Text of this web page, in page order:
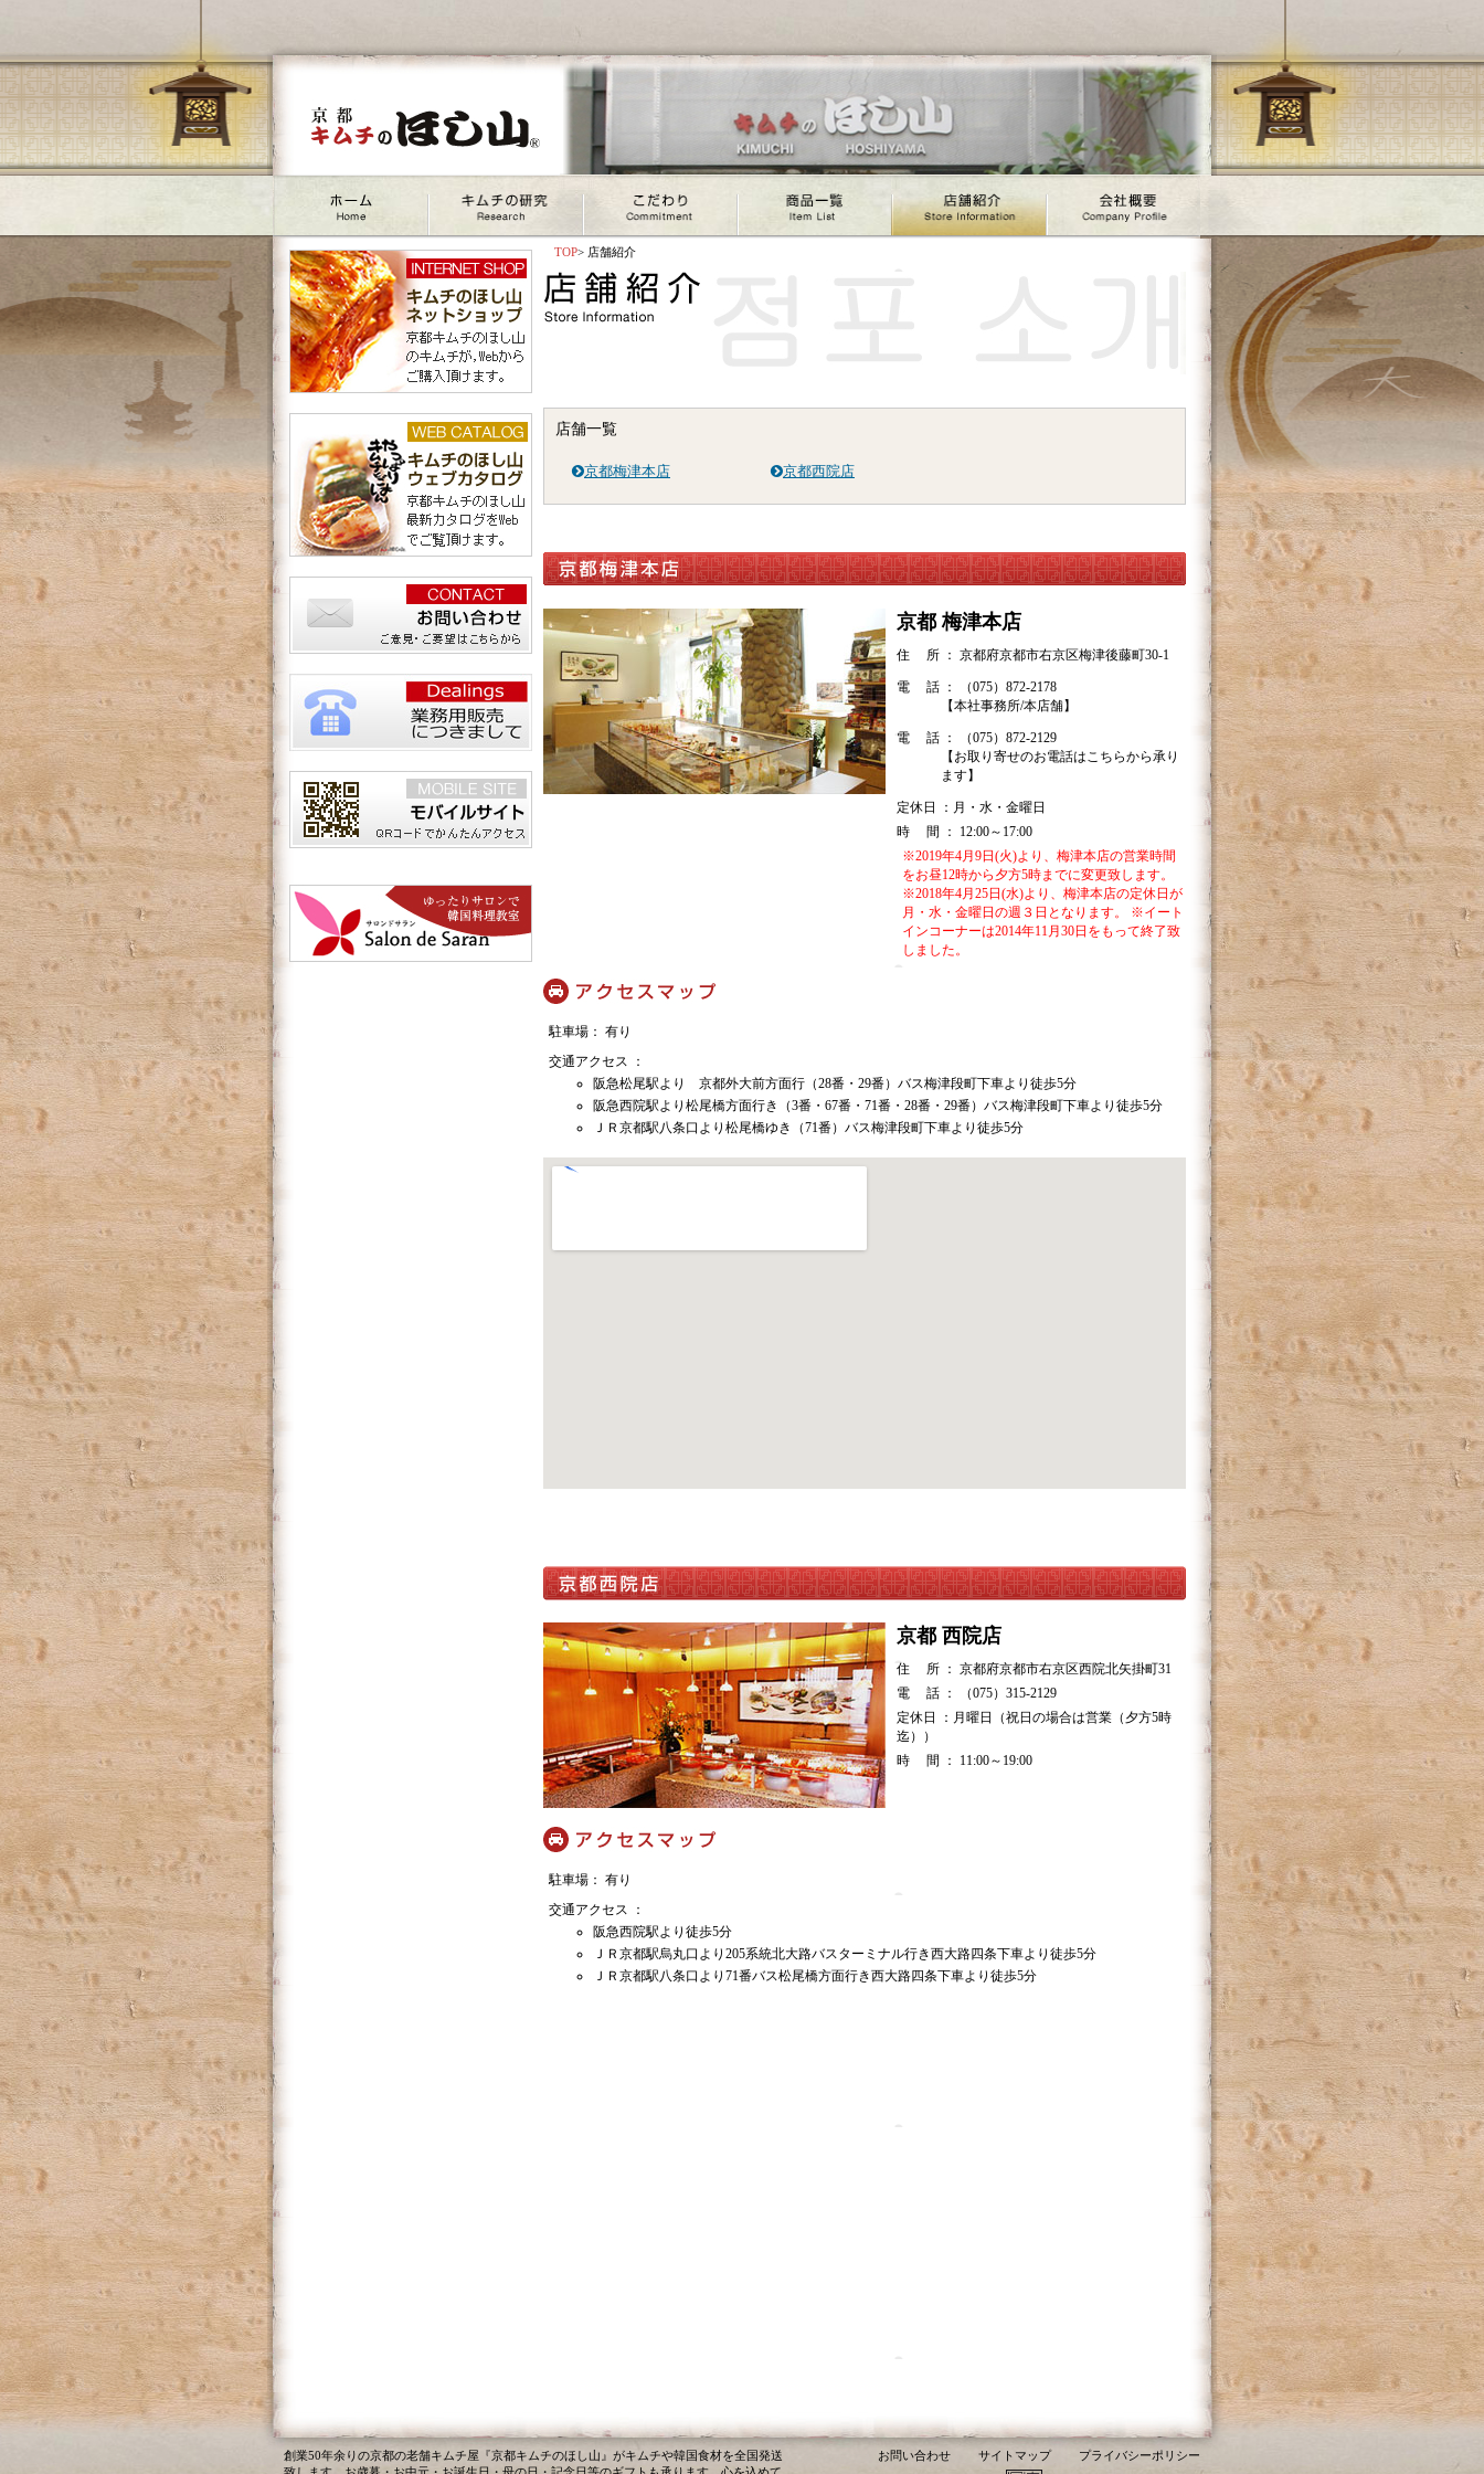
TOP> 店舗紹介
店舗一覧
京都梅津本店 京都西院店
京都 梅津本店
住 所 ： 京都府京都市右京区梅津後藤町30-1
電 話 ： （075）872-2178
【本社事務所/本店舗】
電 話 ： （075）872-2129
【お取り寄せのお電話はこちらから承り
ます】
定休日 ：月・水・金曜日
時 間 ： 12:00～17:00
※2019年4月9日(火)より、梅津本店の営業時間
をお昼12時から夕方5時までに変更致します。
※2018年4月25日(水)より、梅津本店の定休日が
月・水・金曜日の週３日となります。 ※イート
インコーナーは2014年11月30日をもって終了致
しました。
駐車場： 有り
交通アクセス ：
阪急松尾駅より 京都外大前方面行（28番・29番）バス梅津段町下車より徒歩5分
阪急西院駅より松尾橋方面行き（3番・67番・71番・28番・29番）バス梅津段町下車より徒歩5分
ＪＲ京都駅八条口より松尾橋ゆき（71番）バス梅津段町下車より徒歩5分
京都 西院店
住 所 ： 京都府京都市右京区西院北矢掛町31
電 話 ： （075）315-2129
定休日 ：月曜日（祝日の場合は営業（夕方5時
迄））
時 間 ： 11:00～19:00
駐車場： 有り
交通アクセス ：
阪急西院駅より徒歩5分
ＪＲ京都駅烏丸口より205系統北大路バスターミナル行き西大路四条下車より徒歩5分
ＪＲ京都駅八条口より71番バス松尾橋方面行き西大路四条下車より徒歩5分
創業50年余りの京都の老舗キムチ屋『京都キムチのほし山』がキムチや韓国食材を全国発送
プライバシーポリシー
サイトマップ
お問い合わせ